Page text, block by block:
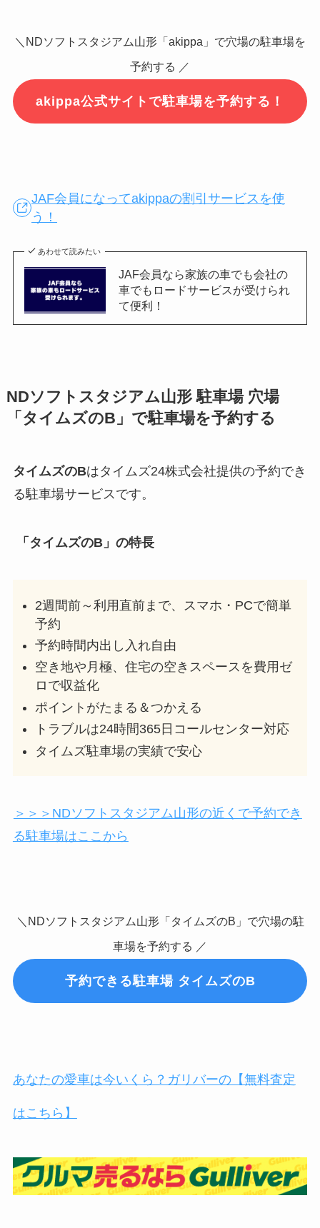
＼NDソフトスタジアム山形「akippa」で穴場の駐車場を
予約する ／
akippa公式サイトで駐車場を予約する！
JAF会員になってakippaの割引サービスを使
う！
あわせて読みたい
JAF会員なら家族の車でも会社の
車でもロードサービスが受けられ
て便利！
NDソフトスタジアム山形駐車場 穴場
「タイムズのB」で駐車場を予約する
タイムズのBはタイムズ24株式会社提供の予約でき
る駐車場サービスです。
「タイムズのB」の特長
2週間前～利用直前まで、スマホ・PCで簡単
予約
予約時間内出し入れ自由
空き地や月極、住宅の空きスペースを費用ゼ
ロで収益化
ポイントがたまる＆つかえる
トラブルは24時間365日コールセンター対応
タイムズ駐車場の実績で安心
＞＞＞NDソフトスタジアム山形の近くで予約でき
る駐車場はここから
＼NDソフトスタジアム山形「タイムズのB」で穴場の駐
車場を予約する ／
予約できる駐車場 タイムズのB
あなたの愛車は今いくら？ガリバーの【無料査定
はこちら】